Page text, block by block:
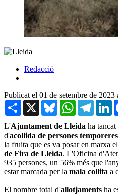
Redacció
Publicat el 01 de setembre de 2023
Share X BlueskyWhatsApp
L'Ajuntament de Lleida ha
d'acollida de persones temporeres
la fruita que es va posar en marxa
de Fira de Lleida. L'Oficina
935 persones, un 56% més que
estar marcada per la mala collita a
El nombre total d'allotjaments ha